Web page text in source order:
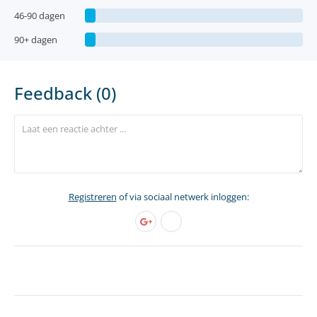
46-90 dagen
90+ dagen
Feedback (0)
Registreren of via sociaal netwerk inloggen: